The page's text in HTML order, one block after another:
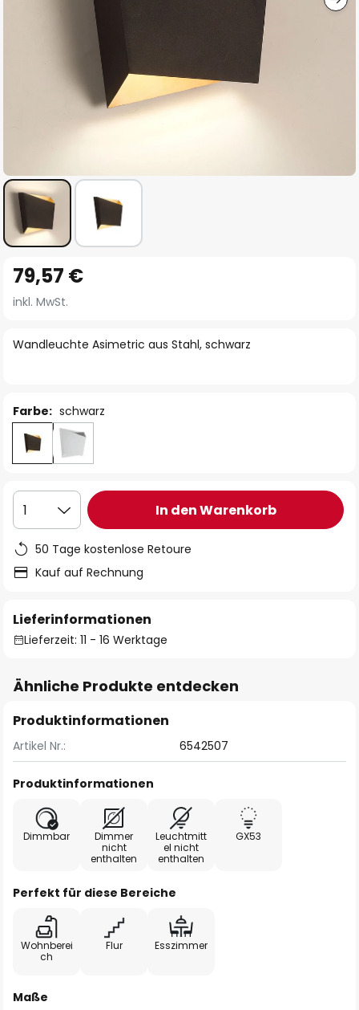
Anfang
der
springen
Wandleuchte Asimetric aus Stahl, schwarz
79,57 €
inkl. MwSt.
Farbe: schwarz
1 In den Warenkorb
50 Tage kostenlose Retoure
Kauf auf Rechnung
Lieferinformationen
Lieferzeit: 11 - 16 Werktage
Ähnliche Produkte entdecken
Produktinformationen
Artikel Nr.: 6542507
Produktinformationen
Dimmbar
Dimmer
nicht
enthalten
Leuchtmitt
el nicht
enthalten
GX53
Perfekt für diese Bereiche
Wohnberei
ch
Flur Esszimmer
Maße